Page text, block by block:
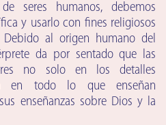
seres humanos, debemos
y usarlo con fines religiosos
al origen humano del
da por sentado que las
no solo en los detalles
en todo lo que enseñan
enseñanzas sobre Dios y la